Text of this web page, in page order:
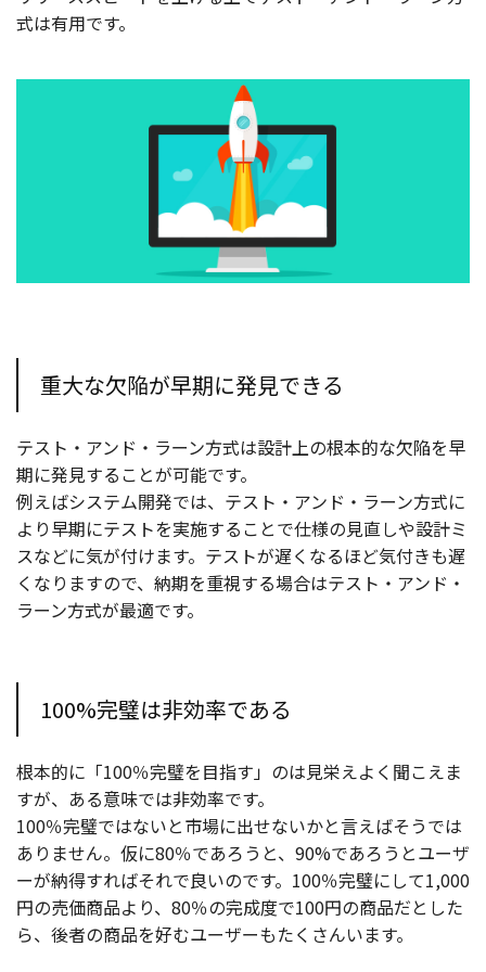
式は有用です。
重大な欠陥が早期に発見できる
テスト・アンド・ラーン方式は設計上の根本的な欠陥を早
期に発見することが可能です。
例えばシステム開発では、テスト・アンド・ラーン方式に
より早期にテストを実施することで仕様の見直しや設計ミ
スなどに気が付けます。テストが遅くなるほど気付きも遅
くなりますので、納期を重視する場合はテスト・アンド・
ラーン方式が最適です。
100%完璧は非効率である
根本的に「100％完璧を目指す」のは見栄えよく聞こえま
すが、ある意味では非効率です。
100％完璧ではないと市場に出せないかと言えばそうでは
ありません。仮に80％であろうと、90%であろうとユーザ
ーが納得すればそれで良いのです。100％完璧にして1,000
円の売価商品より、80％の完成度で100円の商品だとした
ら、後者の商品を好むユーザーもたくさんいます。